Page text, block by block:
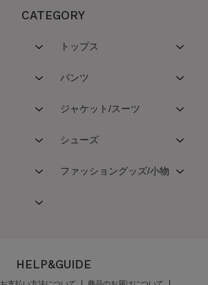
CATEGORY
トップス
パンツ
ジャケット/スーツ
シューズ
ファッショングッズ/小物
HELP&GUIDE